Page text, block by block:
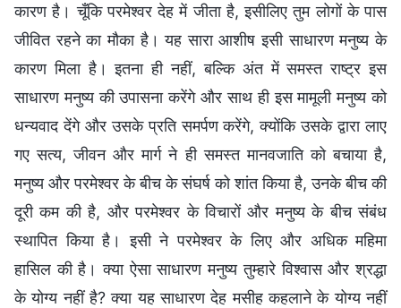
कारण है। चूँकि परमेश्वर देह में जीता है, इसीलिए तुम लोगों के पास
जीवित रहने का मौका है। यह सारा आशीष इसी साधारण मनुष्य के
कारण मिला है। इतना ही नहीं, बल्कि अंत में समस्त राष्ट्र इस
साधारण मनुष्य की उपासना करेंगे और साथ ही इस मामूली मनुष्य को
धन्यवाद देंगे और उसके प्रति समर्पण करेंगे, क्योंकि उसके द्वारा लाए
गए सत्य, जीवन और मार्ग ने ही समस्त मानवजाति को बचाया है,
मनुष्य और परमेश्वर के बीच के संघर्ष को शांत किया है, उनके बीच की
दूरी कम की है, और परमेश्वर के विचारों और मनुष्य के बीच संबंध
स्थापित किया है। इसी ने परमेश्वर के लिए और अधिक महिमा
हासिल की है। क्या ऐसा साधारण मनुष्य तुम्हारे विश्वास और श्रद्धा
के योग्य नहीं है? क्या यह साधारण देह मसीह कहलाने के योग्य नहीं